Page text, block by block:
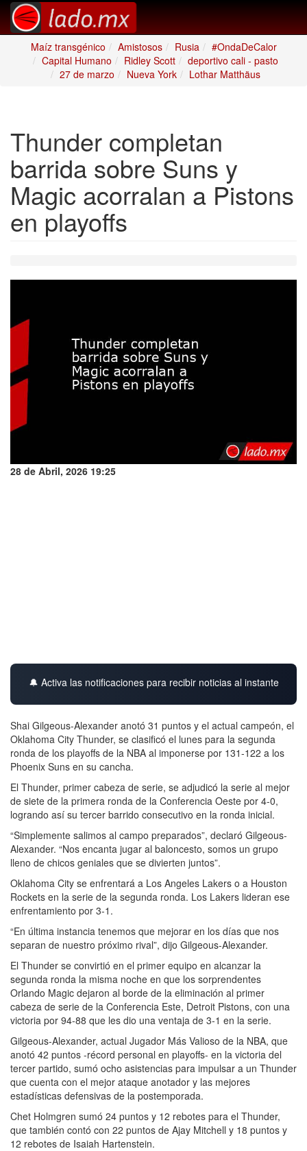
Maíz transgénico Amistosos Rusia
#OndaDeCalor
Capital Humano
Ridley Scott
deportivo cali - pasto
27 de marzo
Nueva York Lothar Matthäus
Thunder completan
barrida sobre Suns y
Magic acorralan a Pistons
en playoffs
28 de Abril, 2026 19:25
🔔 Activa las notificaciones para recibir noticias al instante
Shai Gilgeous-Alexander anotó 31 puntos y el actual campeón, el
Oklahoma City Thunder, se clasificó el lunes para la segunda
ronda de los playoffs de la NBA al imponerse por 131-122 a los
Phoenix Suns en su cancha.
El Thunder, primer cabeza de serie, se adjudicó la serie al mejor
de siete de la primera ronda de la Conferencia Oeste por 4-0,
logrando así su tercer barrido consecutivo en la ronda inicial.
“Simplemente salimos al campo preparados”, declaró Gilgeous-
Alexander. “Nos encanta jugar al baloncesto, somos un grupo
lleno de chicos geniales que se divierten juntos”.
Oklahoma City se enfrentará a Los Angeles Lakers o a Houston
Rockets en la serie de la segunda ronda. Los Lakers lideran ese
enfrentamiento por 3-1.
“En última instancia tenemos que mejorar en los días que nos
separan de nuestro próximo rival”, dijo Gilgeous-Alexander.
El Thunder se convirtió en el primer equipo en alcanzar la
segunda ronda la misma noche en que los sorprendentes
Orlando Magic dejaron al borde de la eliminación al primer
cabeza de serie de la Conferencia Este, Detroit Pistons, con una
victoria por 94-88 que les dio una ventaja de 3-1 en la serie.
Gilgeous-Alexander, actual Jugador Más Valioso de la NBA, que
anotó 42 puntos -récord personal en playoffs- en la victoria del
tercer partido, sumó ocho asistencias para impulsar a un Thunder
que cuenta con el mejor ataque anotador y las mejores
estadísticas defensivas de la postemporada.
Chet Holmgren sumó 24 puntos y 12 rebotes para el Thunder,
que también contó con 22 puntos de Ajay Mitchell y 18 puntos y
12 rebotes de Isaiah Hartenstein.